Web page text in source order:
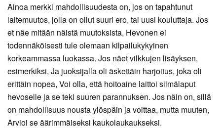
Ainoa merkki mahdollisuudesta on, jos on tapahtunut
laitemuutos, jolla on ollut suuri ero, tai uusi kouluttaja. Jos
et näe mitään näistä muutoksista, Hevonen ei
todennäköisesti tule olemaan kilpailukykyinen
korkeammassa luokassa. Jos näet vilkkujen lisäyksen,
esimerkiksi, Ja juoksijalla oli äskettäin harjoitus, joka oli
erittäin nopea, Voi olla, että hoitoaine laittoi silmälaput
hevoselle ja se teki suuren parannuksen. Jos näin on, sillä
on mahdollisuus nousta ylöspäin ja voittaa, mutta muuten,
Arvioi se äärimmäiseksi kaukolaukaukseksi.